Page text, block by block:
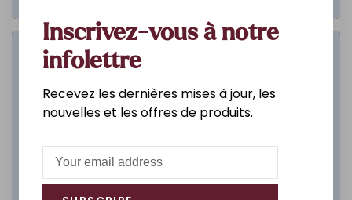
Salle de bain
DÉCOUVREZ
Inscrivez-vous à notre
infolettre
Recevez les dernières mises à jour, les
nouvelles et les offres de produits.